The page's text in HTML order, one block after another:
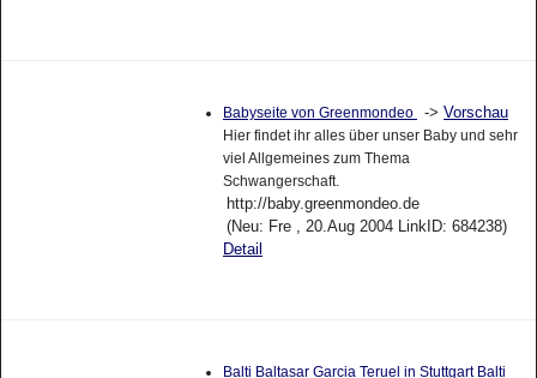
Babyseite von Greenmondeo -> Vorschau
Hier findet ihr alles über unser Baby und sehr
viel Allgemeines zum Thema
Schwangerschaft.
http://baby.greenmondeo.de
(Neu: Fre , 20.Aug 2004 LinkID: 684238)
Detail
Balti Baltasar Garcia Teruel in Stuttgart Balti